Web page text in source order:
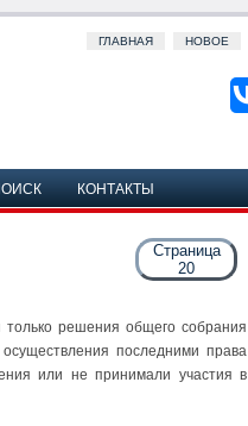
ГЛАВНАЯ НОВОЕ
КОНТАКТЫ
Страница
20
решения общего собрания
по­следними права
или не принимали участия в